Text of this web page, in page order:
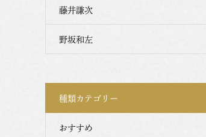
藤井謙次
野坂和左
種類カテゴリー
おすすめ